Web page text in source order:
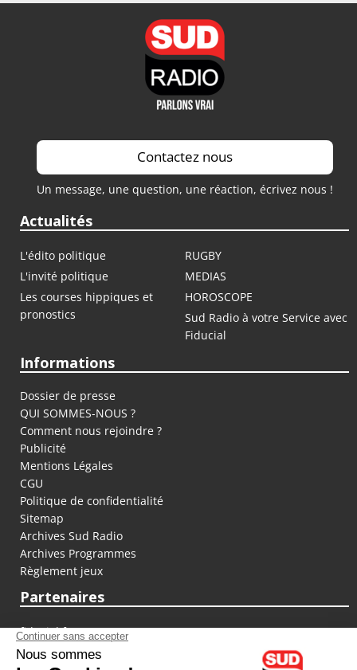
Contactez nous
Un message, une question, une réaction, écrivez nous !
Actualités
L'édito politique
RUGBY
L'invité politique
MEDIAS
Les courses hippiques et
pronostics
HOROSCOPE
Sud Radio à votre Service avec
Fiducial
Informations
Dossier de presse
QUI SOMMES-NOUS ?
Comment nous rejoindre ?
Publicité
Mentions Légales
CGU
Politique de confidentialité
Sitemap
Archives Sud Radio
Archives Programmes
Règlement jeux
Partenaires
fiducial.fr
lyoncapitale.fr